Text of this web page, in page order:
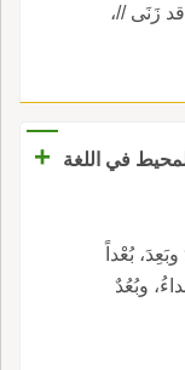
زَنَى //،
في اللغة
+
بُعْداً
وبُعُدٌ